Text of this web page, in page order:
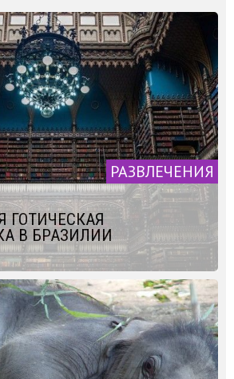
РАЗВЛЕЧЕНИЯ
ГОТИЧЕСКАЯ
В БРАЗИЛИИ